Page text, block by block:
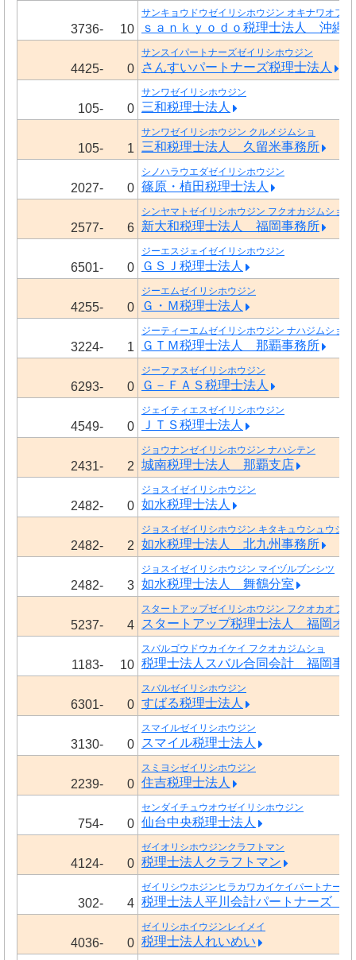
3736- 10
サンキョウドウゼイリシホウジン オキナワオフィ
ｓａｎｋｙｏｄｏ税理士法人 沖縄
4425- 0
サンスイパートナーズゼイリシホウジン
さんすいパートナーズ税理士法人
105- 0
サンワゼイリシホウジン
三和税理士法人
105- 1
サンワゼイリシホウジン クルメジムショ
三和税理士法人 久留米事務所
2027- 0
シノハラウエダゼイリシホウジン
篠原・植田税理士法人
2577- 6
シンヤマトゼイリシホウジン フクオカジムショ
新大和税理士法人 福岡事務所
6501- 0
ジーエスジェイゼイリシホウジン
ＧＳＪ税理士法人
4255- 0
ジーエムゼイリシホウジン
Ｇ・Ｍ税理士法人
3224- 1
ジーティーエムゼイリシホウジン ナハジムショ
ＧＴＭ税理士法人 那覇事務所
6293- 0
ジーファスゼイリシホウジン
Ｇ－ＦＡＳ税理士法人
4549- 0
ジェイティエスゼイリシホウジン
ＪＴＳ税理士法人
2431- 2
ジョウナンゼイリシホウジン ナハシテン
城南税理士法人 那覇支店
2482- 0
ジョスイゼイリシホウジン
如水税理士法人
2482- 2
ジョスイゼイリシホウジン キタキュウシュウジム
如水税理士法人 北九州事務所
2482- 3
ジョスイゼイリシホウジン マイヅルブンシツ
如水税理士法人 舞鶴分室
5237- 4
スタートアップゼイリシホウジン フクオカオフィ
スタートアップ税理士法人 福岡オ
1183- 10
スバルゴウドウカイケイ フクオカジムショ
税理士法人スバル合同会計 福岡事
6301- 0
スバルゼイリシホウジン
すばる税理士法人
3130- 0
スマイルゼイリシホウジン
スマイル税理士法人
2239- 0
スミヨシゼイリシホウジン
住吉税理士法人
754- 0
センダイチュウオウゼイリシホウジン
仙台中央税理士法人
4124- 0
ゼイオリシホウジンクラフトマン
税理士法人クラフトマン
302- 4
ゼイリシウホジンヒラカワカイケイパートナーズ
税理士法人平川会計パートナーズ
4036- 0
ゼイリシホイウジンレイメイ
税理士法人れいめい